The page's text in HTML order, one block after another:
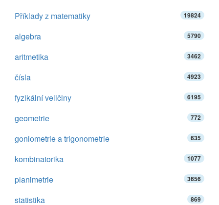
Příklady z matematiky 19824
algebra 5790
aritmetika 3462
čísla 4923
fyzikální veličiny 6195
geometrie 772
goniometrie a trigonometrie 635
kombinatorika 1077
planimetrie 3656
statistika 869